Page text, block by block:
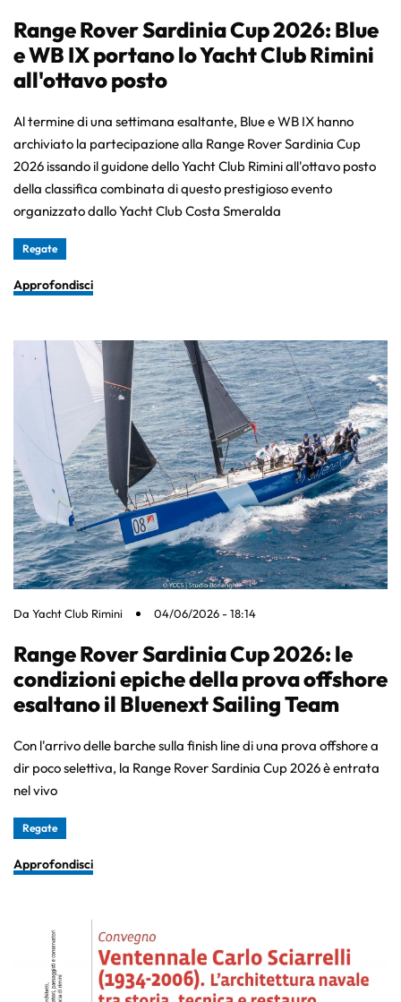
Range Rover Sardinia Cup 2026: Blue
e WB IX portano lo Yacht Club Rimini
all'ottavo posto
Al termine di una settimana esaltante, Blue e WB IX hanno
archiviato la partecipazione alla Range Rover Sardinia Cup
2026 issando il guidone dello Yacht Club Rimini all'ottavo posto
della classifica combinata di questo prestigioso evento
organizzato dallo Yacht Club Costa Smeralda
Regate
Approfondisci
Da Yacht Club Rimini 04/06/2026 - 18:14
Range Rover Sardinia Cup 2026: le
condizioni epiche della prova offshore
esaltano il Bluenext Sailing Team
Con l'arrivo delle barche sulla finish line di una prova offshore a
dir poco selettiva, la Range Rover Sardinia Cup 2026 è entrata
nel vivo
Regate
Approfondisci